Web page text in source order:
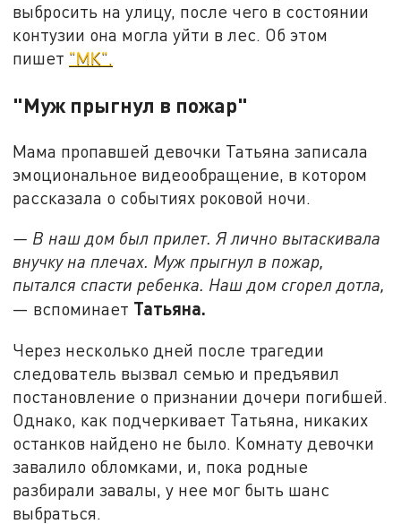
выбросить на улицу, после чего в состоянии
контузии она могла уйти в лес. Об этом
пишет "МК".
"Муж прыгнул в пожар"
Мама пропавшей девочки Татьяна записала
эмоциональное видеообращение, в котором
рассказала о событиях роковой ночи.
— В наш дом был прилет. Я лично вытаскивала
внучку на плечах. Муж прыгнул в пожар,
пытался спасти ребенка. Наш дом сгорел дотла,
— вспоминает Татьяна.
Через несколько дней после трагедии
следователь вызвал семью и предъявил
постановление о признании дочери погибшей.
Однако, как подчеркивает Татьяна, никаких
останков найдено не было. Комнату девочки
завалило обломками, и, пока родные
разбирали завалы, у нее мог быть шанс
выбраться.